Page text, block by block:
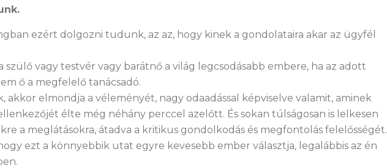
ezért dolgozni tudunk, az az, hogy kinek a gondolataira akar az ügyfél
szülő vagy testvér vagy barátnő a világ legcsodásabb embere, ha az adott
ő a megfelelő tanácsadó.
akkor elmondja a véleményét, nagy odaadással képviselve valamit, aminek
élte még néhány perccel azelőtt. És sokan túlságosan is lelkesen
a meglátásokra, átadva a kritikus gondolkodás és megfontolás felelősségét.
ezt a könnyebbik utat egyre kevesebb ember választja, legalábbis az én